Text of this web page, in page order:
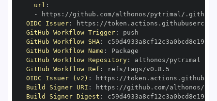
url :
-
https :
OIDC Issuer: https :
GitHub Workflow Trigger:
GitHub Workflow SHA:
GitHub Workflow Name :
GitHub Workflow Repository:
GitHub Workflow Ref :
OIDC Issuer (v2) : https :
Build Signer URI : https :
Build Signer Digest :